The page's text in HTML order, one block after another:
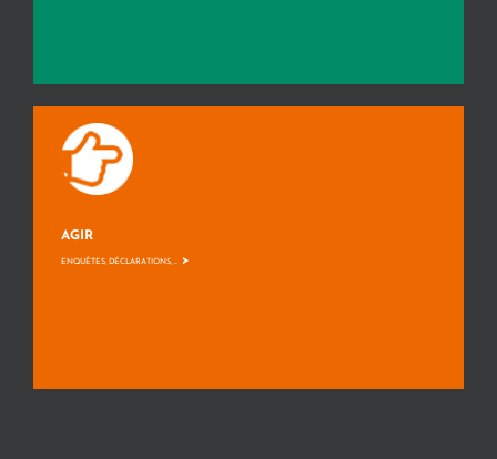
AGIR
ENQUÊTES, DÉCLARATIONS, ... >